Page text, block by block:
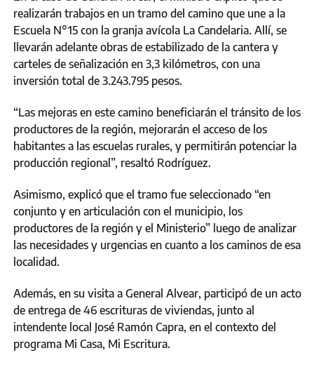
realizarán trabajos en un tramo del camino que une a la
Escuela N°15 con la granja avícola La Candelaria. Allí, se
llevarán adelante obras de estabilizado de la cantera y
carteles de señalización en 3,3 kilómetros, con una
inversión total de 3.243.795 pesos.
“Las mejoras en este camino beneficiarán el tránsito de los
productores de la región, mejorarán el acceso de los
habitantes a las escuelas rurales, y permitirán potenciar la
producción regional”, resaltó Rodríguez.
Asimismo, explicó que el tramo fue seleccionado “en
conjunto y en articulación con el municipio, los
productores de la región y el Ministerio” luego de analizar
las necesidades y urgencias en cuanto a los caminos de esa
localidad.
Además, en su visita a General Alvear, participó de un acto
de entrega de 46 escrituras de viviendas, junto al
intendente local José Ramón Capra, en el contexto del
programa Mi Casa, Mi Escritura.